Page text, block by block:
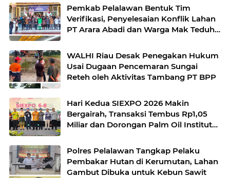
Pemkab Pelalawan Bentuk Tim
Verifikasi, Penyelesaian Konflik Lahan
PT Arara Abadi dan Warga Mak Teduh
WALHI Riau Desak Penegakan Hukum
Usai Dugaan Pencemaran Sungai
Reteh oleh Aktivitas Tambang PT BPP
Hari Kedua SIEXPO 2026 Makin
Bergairah, Transaksi Tembus Rp1,05
Miliar dan Dorongan Palm Oil Institute
Polres Pelalawan Tangkap Pelaku
Pembakar Hutan di Kerumutan, Lahan
Gambut Dibuka untuk Kebun Sawit